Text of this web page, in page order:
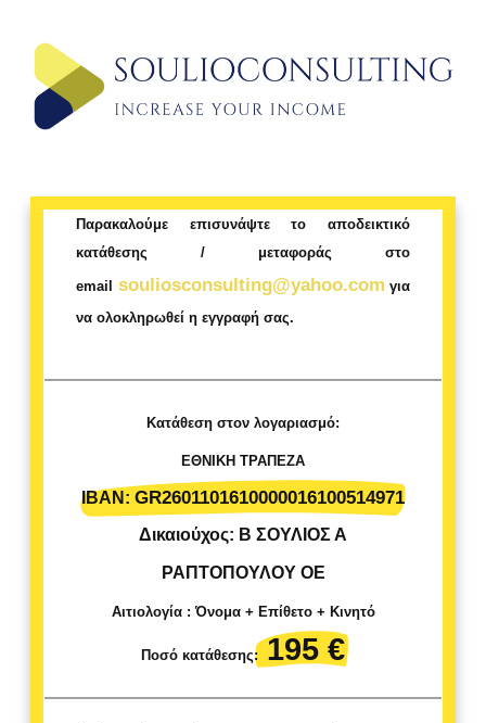
Παρακαλούμε επισυνάψτε το αποδεικτικό
κατάθεσης / μεταφοράς στο
email souliosconsulting@yahoo.com για
να ολοκληρωθεί η εγγραφή σας.
Κατάθεση στον λογαριασμό:
ΕΘΝΙΚΗ ΤΡΑΠΕΖΑ
IBAN: GR2601101610000016100514971
Δικαιούχος: Β ΣΟΥΛΙΟΣ Α
ΡΑΠΤΟΠΟΥΛΟΥ ΟΕ
Αιτιολογία : Όνομα + Επίθετο + Κινητό
Ποσό κατάθεσης: 195 €